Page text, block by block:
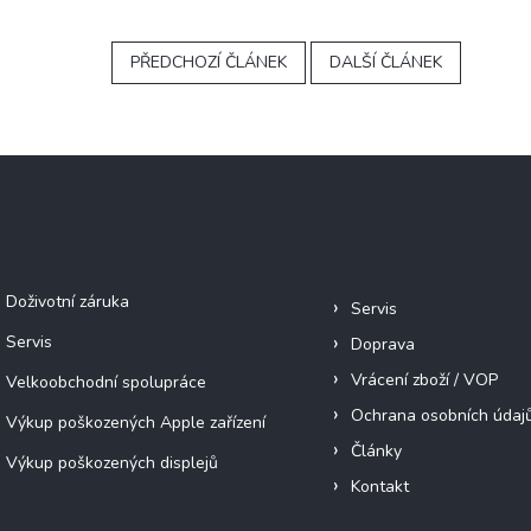
PŘEDCHOZÍ ČLÁNEK DALŠÍ ČLÁNEK
Doživotní záruka
Servis
Velkoobchodní spolupráce
Výkup poškozených Apple zařízení
Výkup poškozených displejů
Servis
Doprava
Vrácení zboží / VOP
Ochrana osobních
Články
Kontakt